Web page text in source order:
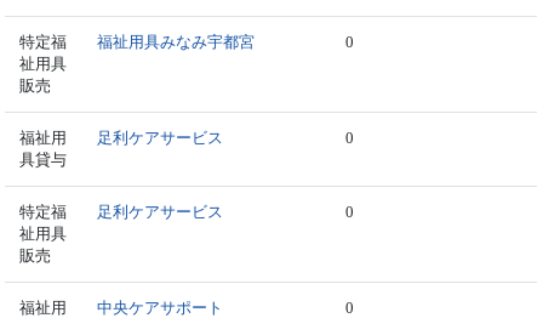
特定福
祉用具
販売
福祉用具みなみ宇都宮 0
福祉用
具貸与
足利ケアサービス 0
特定福
祉用具
販売
足利ケアサービス 0
福祉用
中央ケアサポート 0